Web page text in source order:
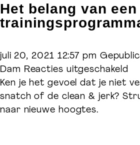
Het belang van een
juli 20, 2021 12:57 pm
Dam Reacties uitgeschakeld
Ken je het gevoel dat je niet
snatch of de clean & jerk?
naar nieuwe hoogtes.